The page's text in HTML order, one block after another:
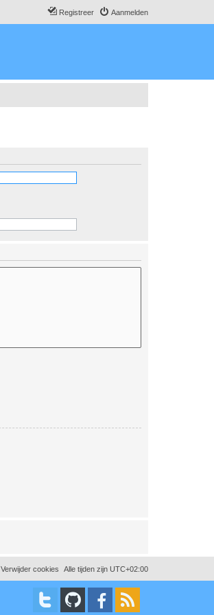
Aanmelden
Registreer
Alle tijden zijn UTC+02:00
Verwijder cookies